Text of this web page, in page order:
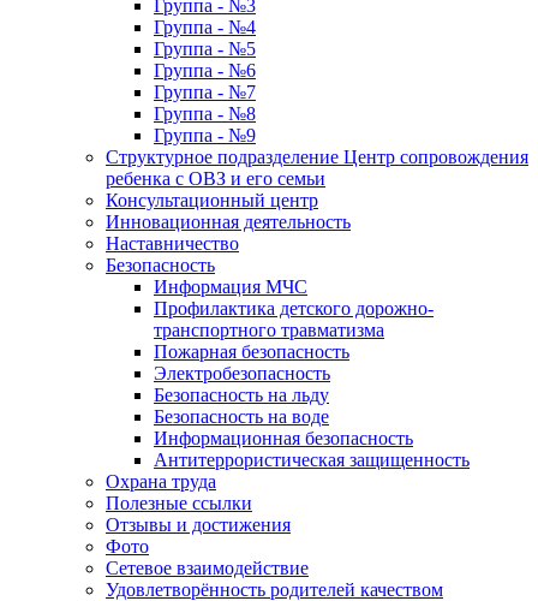
Группа - №3
Группа - №4
Группа - №5
Группа - №6
Группа - №7
Группа - №8
Группа - №9
Структурное подразделение Центр сопровождения
ребенка с ОВЗ и его семьи
Консультационный центр
Инновационная деятельность
Наставничество
Безопасность
Информация МЧС
Профилактика детского дорожно-
транспортного травматизма
Пожарная безопасность
Электробезопасность
Безопасность на льду
Безопасность на воде
Информационная безопасность
Антитеррористическая защищенность
Охрана труда
Полезные ссылки
Отзывы и достижения
Фото
Сетевое взаимодействие
Удовлетворённость родителей качеством